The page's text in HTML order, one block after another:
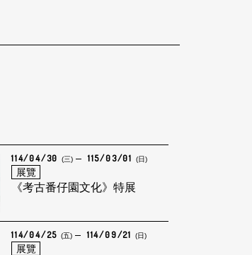
114/04/30 (三) 115/03/01 (日)
展覽
《考古番仔園文化》特展
114/04/25 (五) 114/09/21 (日)
展覽